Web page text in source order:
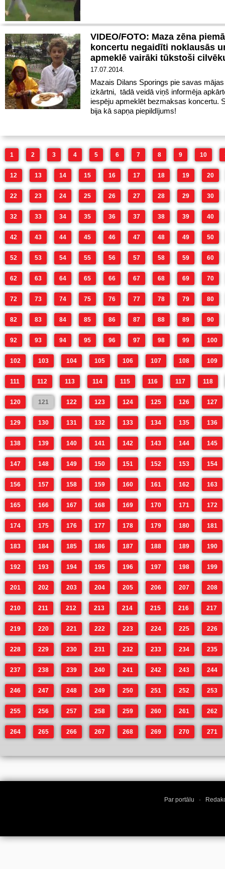
VIDEO/FOTO: Maza zēna
koncertu negaidīti noklausās
apmeklē vairāki tūkstoši
17.07.2014.
Mazais Dilans Sporings pie savas
izkārtni, tādā veidā viņš informēja
iespēju apmeklēt bezmaksas koncertu.
bija kā sapņa piepildījums!
1 2 3 4 5 6 7 8 9 10
12 13 14 15 16 17 18 19 20
22 23 24 25 26 27 28 29 30
32 33 34 35 36 37 38 39 40
42 43 44 45 46 47 48 49 50
52 53 54 55 56 57 58 59 60
62 63 64 65 66 67 68 69 70
72 73 74 75 76 77 78 79 80
82 83 84 85 86 87 88 89 90
92 93 94 95 96 97 98 99 100
102 103 104 105 106 107 108 109
111 112 113 114 115 116 117 118
120 121 122 123 124 125 126 127
129 130 131 132 133 134 135 136
138 139 140 141 142 143 144 145
147 148 149 150 151 152 153 154
156 157 158 159 160 161 162 163
165 166 167 168 169 170 171 172
174 175 176 177 178 179 180 181
183 184 185 186 187 188 189 190
192 193 194 195 196 197 198 199
201 202 203 204 205 206 207 208
210 211 212 213 214 215 216 217
219 220 221 222 223 224 225 226
228 229 230 231 232 233 234 235
237 238 239 240 241 242 243 244
246 247 248 249 250 251 252 253
255 256 257 258 259 260 261 262
264 265 266 267 268 269 270 271
Par portālu ·